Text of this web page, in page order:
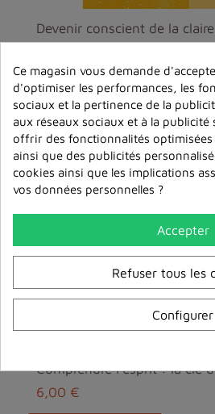
Devenir conscient de la
ajouter au
panier
6,00 €
Ce magasin vous demande
d'optimiser les performances, les
sociaux et la pertinence de la
aux réseaux sociaux et à la
offrir des fonctionnalités optimisées
ainsi que des publicités
cookies ainsi que les implications
vos données personnelles ?
Accepter
Refuser tous les
Configurer